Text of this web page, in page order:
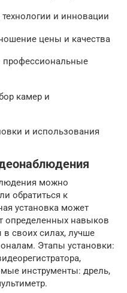
и инновации
цены и качества
профессиональные
камер и
и использования
можно
обратиться к
установка может
определенных навыков
своих силах, лучше
Этапы установки:
инструменты: дрель,